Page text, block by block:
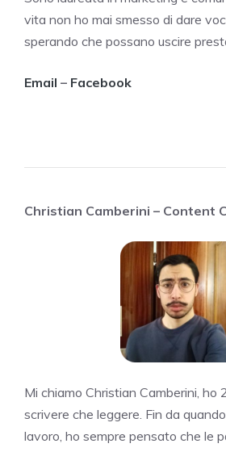
vita non ho mai smesso di dare
sperando che possano uscire
Email – Facebook
Christian Camberini – Content
Mi chiamo Christian Camberini, ho
scrivere che leggere. Fin da
lavoro, ho sempre pensato che le